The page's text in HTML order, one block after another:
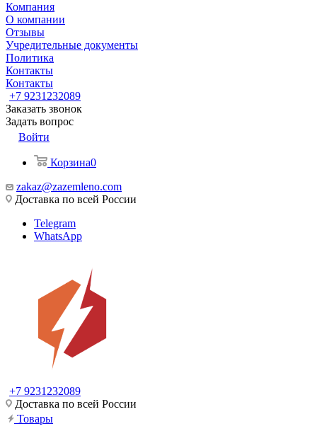
Компания
О компании
Отзывы
Учредительные документы
Политика
Контакты
Контакты
+7 9231232089
Заказать звонок
Задать вопрос
Войти
Корзина0
zakaz@zazemleno.com
Доставка по всей России
Telegram
WhatsApp
+7 9231232089
Доставка по всей России
Товары